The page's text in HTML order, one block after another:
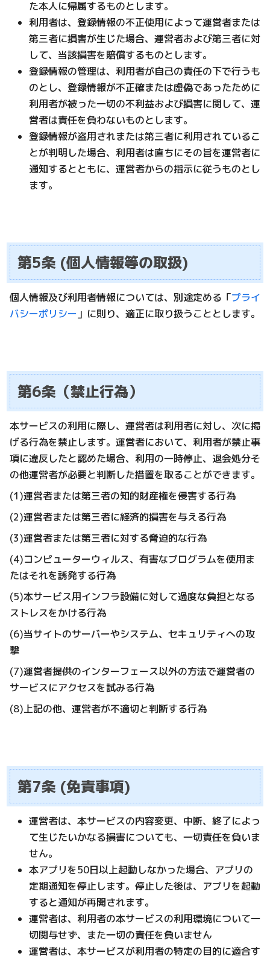
た本人に帰属するものとします。
利用者は、登録情報の不正使用によって運営者または
第三者に損害が生じた場合、運営者および第三者に対
して、当該損害を賠償するものとします。
登録情報の管理は、利用者が自己の責任の下で行うも
のとし、登録情報が不正確または虚偽であったために
利用者が被った一切の不利益および損害に関して、運
営者は責任を負わないものとします。
登録情報が盗用されまたは第三者に利用されているこ
とが判明した場合、利用者は直ちにその旨を運営者に
通知するとともに、運営者からの指示に従うものとし
ます。
第5条 (個人情報等の取扱)
個人情報及び利用者情報については、別途定める「プライ
バシーポリシー 」に則り、適正に取り扱うこととします。
第6条（禁止行為）
本サービスの利用に際し、運営者は利用者に対し、次に掲
げる行為を禁止します。運営者において、利用者が禁止事
項に違反したと認めた場合、利用の一時停止、退会処分そ
の他運営者が必要と判断した措置を取ることができます。
(1)運営者または第三者の知的財産権を侵害する行為
(2)運営者または第三者に経済的損害を与える行為
(3)運営者または第三者に対する脅迫的な行為
(4)コンピューターウィルス、有害なプログラムを使用ま
たはそれを誘発する行為
(5)本サービス用インフラ設備に対して過度な負担となる
ストレスをかける行為
(6)当サイトのサーバーやシステム、セキュリティへの攻
撃
(7)運営者提供のインターフェース以外の方法で運営者の
サービスにアクセスを試みる行為
(8)上記の他、運営者が不適切と判断する行為
第7条 (免責事項)
運営者は、本サービスの内容変更、中断、終了によっ
て生じたいかなる損害についても、一切責任を負いま
せん。
本アプリを50日以上起動しなかった場合、アプリの
定期通知を停止します。停止した後は、アプリを起動
すると通知が再開されます。
運営者は、利用者の本サービスの利用環境について一
切関与せず、また一切の責任を負いません
運営者は、本サービスが利用者の特定の目的に適合す